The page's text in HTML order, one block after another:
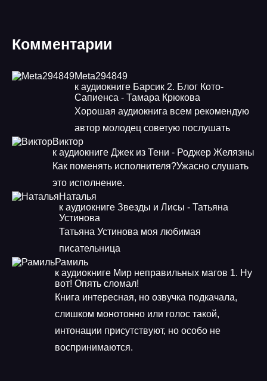
Комментарии
Meta294849
к аудиокниге Барсик 2. Блог Кото-
Сапиенса - Тамара Крюкова
Хорошая аудиокнига всем рекомендую
автор молодец советую послушать
Виктор
к аудиокниге Джек из Тени - Роджер Желязны
Как поменять исполнителя?Ужасно слушать
это исполнение.
Наталья
к аудиокниге Звезды и Лисы - Татьяна
Устинова
Татьяна Устинова моя любимая
писательница
Рамиль
к аудиокниге Мир неправильных магов 1. Ну
вот! Опять сломал!
Книга интересная, но озвучка подкачала,
слишком монотонно или голос такой,
интонации присутствуют, но особо не
воспринимаются.